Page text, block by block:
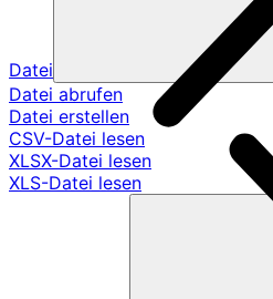
Datei
Datei abrufen
Datei erstellen
CSV-Datei lesen
XLSX-Datei lesen
XLS-Datei lesen